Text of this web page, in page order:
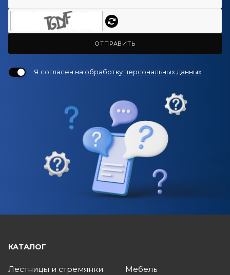
ОТПРАВИТЬ
Я согласен на обработку персональных данных
КАТАЛОГ
Лестницы и стремянки
Мебель